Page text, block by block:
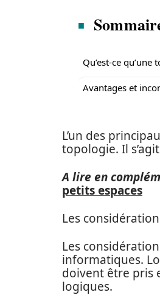
Qu’est-ce
Avantages et
L’un des
topologie. Il
A lire en
petits espaces
Les
Les
informatiques.
doivent être pris
logiques.